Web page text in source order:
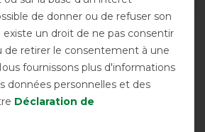
également
de donner ou de refuser son
un droit de ne pas consentir
de retirer le consentement à une
fournissons plus d'informations
données personnelles et des
Déclaration de